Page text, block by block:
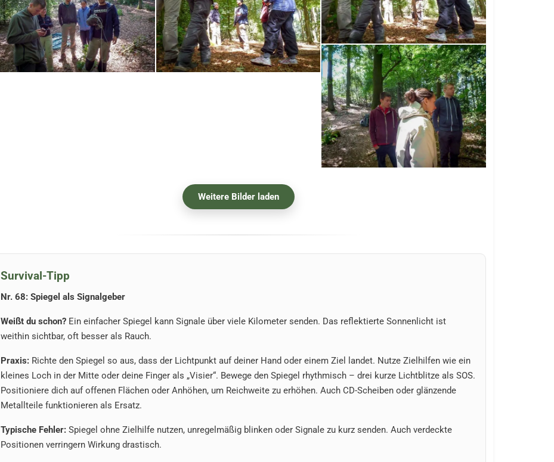
Weitere Bilder laden
Survival-Tipp
Nr. 68: Spiegel als Signalgeber
Weißt du schon? Ein einfacher Spiegel kann Signale über viele Kilometer senden. Das reflektierte Sonnenlicht ist
weithin sichtbar, oft besser als Rauch.
Praxis: Richte den Spiegel so aus, dass der Lichtpunkt auf deiner Hand oder einem Ziel landet. Nutze Zielhilfen wie ein
kleines Loch in der Mitte oder deine Finger als „Visier“. Bewege den Spiegel rhythmisch – drei kurze Lichtblitze als SOS.
Positioniere dich auf offenen Flächen oder Anhöhen, um Reichweite zu erhöhen. Auch CD-Scheiben oder glänzende
Metallteile funktionieren als Ersatz.
Typische Fehler: Spiegel ohne Zielhilfe nutzen, unregelmäßig blinken oder Signale zu kurz senden. Auch verdeckte
Positionen verringern Wirkung drastisch.